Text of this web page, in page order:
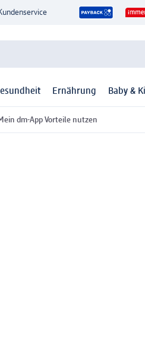
Ernährung Baby &
dm-App Vorteile nutzen